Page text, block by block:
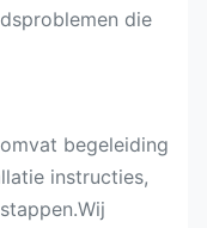
die
begeleiding
instructies,